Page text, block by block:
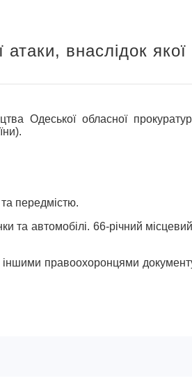
внаслідок
обласної
передмістю.
та автомобілі. 66-річний
правоохоронцями